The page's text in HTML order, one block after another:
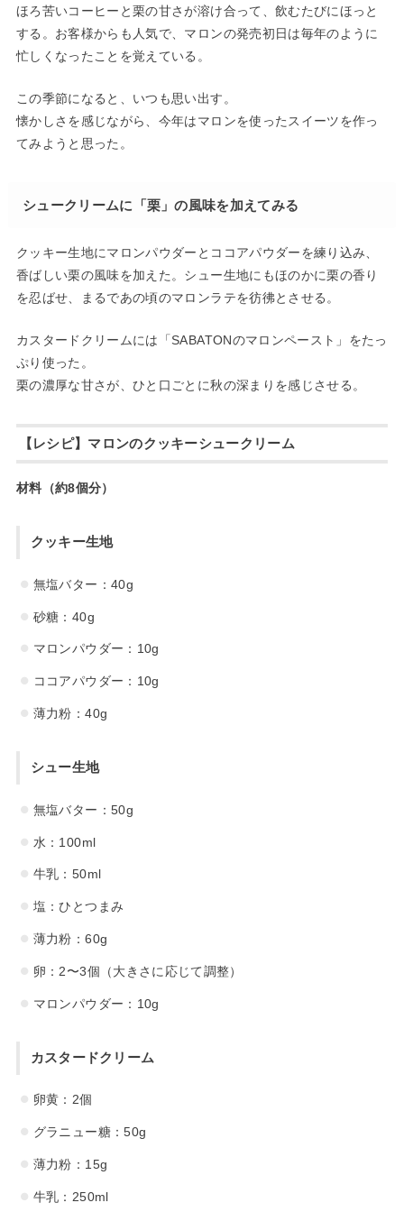
ほろ苦いコーヒーと栗の甘さが溶け合って、飲むたびにほっと
する。お客様からも人気で、マロンの発売初日は毎年のように
忙しくなったことを覚えている。
この季節になると、いつも思い出す。
懐かしさを感じながら、今年はマロンを使ったスイーツを作っ
てみようと思った。
シュークリームに「栗」の風味を加えてみる
クッキー生地にマロンパウダーとココアパウダーを練り込み、
香ばしい栗の風味を加えた。シュー生地にもほのかに栗の香り
を忍ばせ、まるであの頃のマロンラテを彷彿とさせる。
カスタードクリームには「SABATONのマロンペースト」をたっ
ぷり使った。
栗の濃厚な甘さが、ひと口ごとに秋の深まりを感じさせる。
【レシピ】マロンのクッキーシュークリーム
材料（約8個分）
クッキー生地
無塩バター：40g
砂糖：40g
マロンパウダー：10g
ココアパウダー：10g
薄力粉：40g
シュー生地
無塩バター：50g
水：100ml
牛乳：50ml
塩：ひとつまみ
薄力粉：60g
卵：2〜3個（大きさに応じて調整）
マロンパウダー：10g
カスタードクリーム
卵黄：2個
グラニュー糖：50g
薄力粉：15g
牛乳：250ml